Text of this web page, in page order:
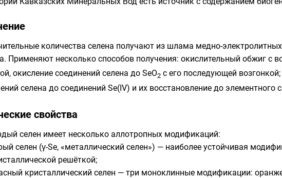
количества селена получают из шлама медно-
Применяют несколько способов получения: окислительный обжиг с
окисление соединений селена до SeO2 с его последующей
селена до соединений Se(IV) и их восстановление до элементного
свойства
селен имеет несколько аллотропных модификаций:
селен (γ-Se, «металлический селен») — наиболее устойчивая
решёткой;
кристаллический селен — три моноклинные модификации: